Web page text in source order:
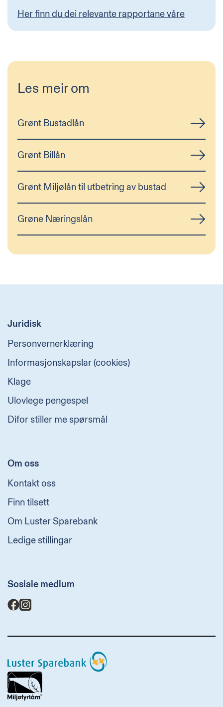
Her finn du dei relevante rapportane våre
Les meir om
Grønt Bustadlån
Grønt Billån
Grønt Miljølån til utbetring av bustad
Grøne Næringslån
Juridisk
Personvernerklæring
Informasjonskapslar (cookies)
Klage
Ulovlege pengespel
Difor stiller me spørsmål
Om oss
Kontakt oss
Finn tilsett
Om Luster Sparebank
Ledige stillingar
Sosiale medium
Luster
Sparebank